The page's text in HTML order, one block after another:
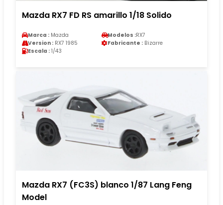
Mazda RX7 FD RS amarillo 1/18 Solido
Marca : Mazda Modelos :RX7
Version : RX7 1985 Fabricante : Bizarre
Escala : 1/43
Mazda RX7 (FC3S) blanco 1/87 Lang Feng
Model